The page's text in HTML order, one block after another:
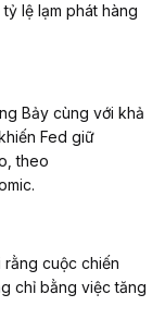
lệ lạm phát hàng
Bảy cùng với khả
Fed giữ
theo
rằng cuộc chiến
chỉ bằng việc tăng